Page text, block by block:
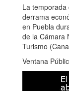
La
derrama
en Puebla
de la Cámara
Turismo
Ventana